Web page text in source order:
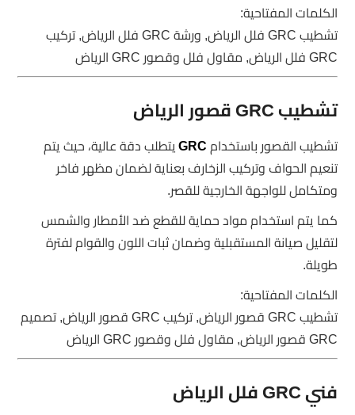
الكلمات المفتاحية:
تشطيب GRC فلل الرياض, ورشة GRC فلل الرياض, تركيب
GRC فلل الرياض, مقاول فلل وقصور GRC الرياض
تشطيب GRC قصور الرياض
تشطيب القصور باستخدامGRCيتطلب دقة عالية، حيث يتم
تنعيم الحواف وتركيب الزخارف بعناية لضمان مظهر فاخر
ومتكامل للواجهة الخارجية للقصر.
كما يتم استخدام مواد حماية للقطع ضد الأمطار والشمس
لتقليل صيانة المستقبلية وضمان ثبات اللون والقوام لفترة
طويلة.
الكلمات المفتاحية:
تشطيب GRC قصور الرياض, تركيب GRC قصور الرياض, تصميم
GRC قصور الرياض, مقاول فلل وقصور GRC الرياض
فني GRC فلل الرياض